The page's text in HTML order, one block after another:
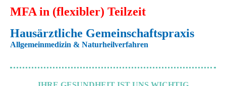
MFA in (flexibler) Teilzeit
Hausärztliche Gemeinschaftspraxis
Allgemeinmedizin & Naturheilverfahren